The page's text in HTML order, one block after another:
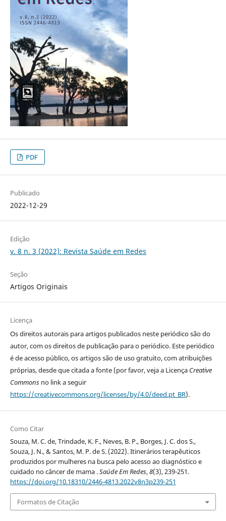
PDF
Publicado
2022-12-29
Edição
v. 8 n. 3 (2022): Revista Saúde em Redes
Seção
Artigos Originais
Licença
Os direitos autorais para artigos publicados neste periódico são do
autor, com os direitos de publicação para o periódico. Este periódico
é de acesso público, os artigos são de uso gratuito, com atribuições
próprias, desde que citada a fonte (por favor, veja a Licença Creative
Commonsno link a seguir
https://creativecommons.org/licenses/by/4.0/deed.pt_BR).
Como Citar
Souza, M. C. de, Trindade, K. F., Neves, B. P., Borges, J. C. dos S.,
Souza, J. N., & Santos, M. P. de S. (2022). Itinerários terapêuticos
produzidos por mulheres na busca pelo acesso ao diagnóstico e
cuidado no câncer de mama .Saúde Em Redes,8(3), 239-251.
https://doi.org/10.18310/2446-4813.2022v8n3p239-251
Formatos de Citação